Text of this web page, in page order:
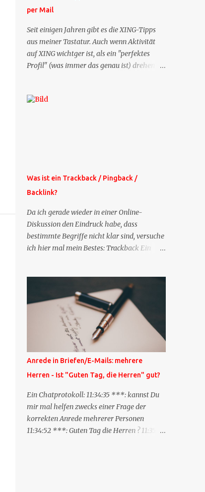
per Mail
Seit einigen Jahren gibt es die XING-Tipps
aus meiner Tastatur. Auch wenn Aktivität
auf XING wichtger ist, als ein "perfektes
Profil" (was immer das genau ist) drehen
es jetzt die Profil-Fragen zu XING als eigene
Weitere Mailangebote dieser Art sehen Sie
auf meiner XING-Seite oder hier oben rechts
im Blog. Die Profilfragen werde ich
mittelfristig aus der normalen XING-Tipp-
Mail entfernen, da ich sie so nur an einer
Stelle pflegen muss.
Was ist ein Trackback / Pingback /
Backlink?
Da ich gerade wieder in einer Online-
Diskussion den Eindruck habe, dass
bestimmte Begriffe nicht klar sind, versuche
ich hier mal mein Bestes: Trackback Ein
besagt: "Lieber Blogeintrag, ich habe einen
Kommentar zu dir geschrieben, aber nicht
bei dir in den Kommentaren sondern in
meinem Blog. Bitte vermerke das doch,
damit deine Leser auch mal vorbeischauen,
was ich zu deinem Inhalt zu sagen hatte."
Diese Nachrichtenfunktion wird
'angestoßen' in dem 'mein' Blog an die
'TrackbackURL' des Anderen einen 'Ping'
schickt, d.h. ein paar Parameter übergibt
(URL meines Eintrags, Kurzzitat meines
Beitrags). Praktisch muss man nichts
Anderes tun, als die TrackbackURL beim
Anrede in Briefen/E-Mails: mehrere
Herren - Ist "Guten Tag, die Herren" gut?
Ein Chatprotokoll: 11:34:35 ***: kannst Du
mir mal helfen zwecks einer Frage der
korrekten Anrede mehrerer Personen
11:34:52 ***: Guten Tag die Herren ? 11:35:07